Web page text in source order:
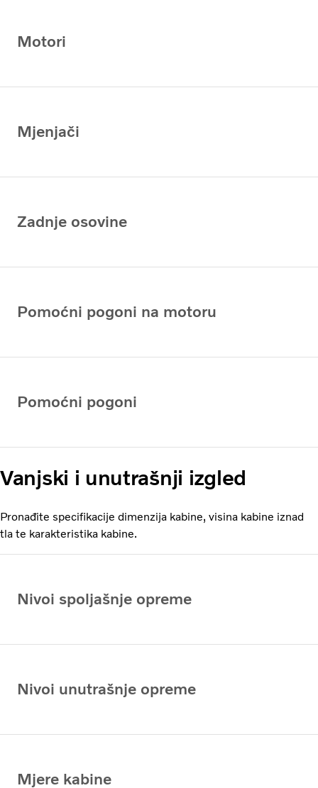
Motori
Mjenjači
Zadnje osovine
Pomoćni pogoni na motoru
Pomoćni pogoni
Vanjski i unutrašnji izgled
Pronađite specifikacije dimenzija kabine, visina kabine iznad
tla te karakteristika kabine.
Nivoi spoljašnje opreme
Nivoi unutrašnje opreme
Mjere kabine